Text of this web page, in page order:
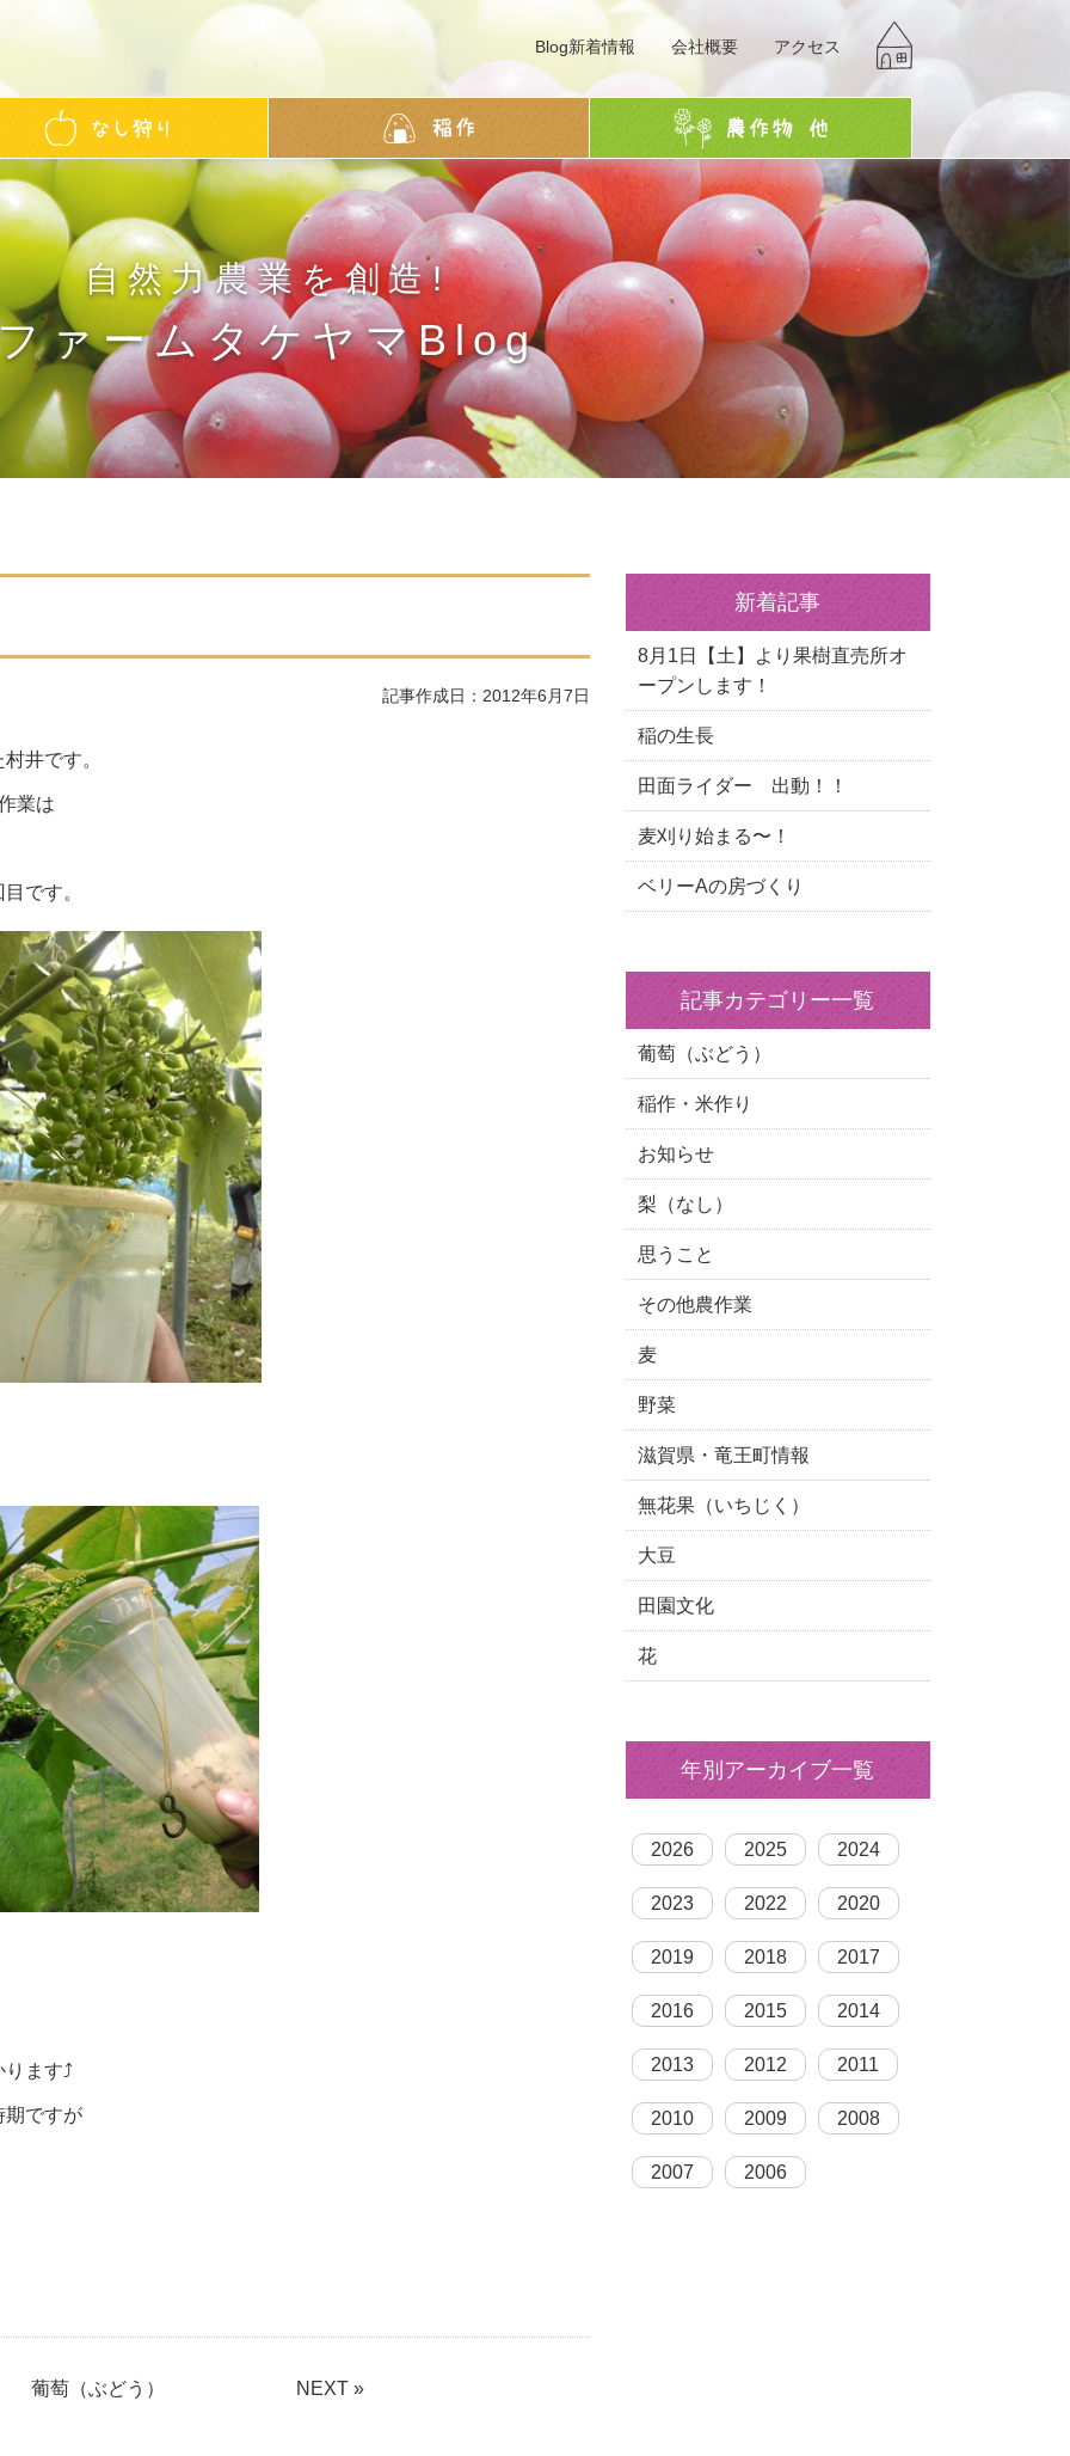
アクセス
会社概要
Blog新着情報
自然力農業を創造!
ァームタケヤマBlog
記事作成日：2012年6月7日
井です。
業は
です。
ます⤴
期ですが
葡萄（ぶどう） NEXT »
新着記事
8月1日【土】より果樹直売所オ
ープンします！
稲の生長
田面ライダー 出動！！
麦刈り始まる〜！
ベリーAの房づくり
記事カテゴリー一覧
葡萄（ぶどう）
稲作・米作り
お知らせ
梨（なし）
思うこと
その他農作業
麦
野菜
滋賀県・竜王町情報
無花果（いちじく）
大豆
田園文化
花
年別アーカイブ一覧
2026 2025 2024
2023 2022 2020
2019 2018 2017
2016 2015 2014
2013 2012 2011
2010 2009 2008
2007 2006